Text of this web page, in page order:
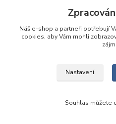
Náš e-shop a partneři potřebují
cookies, aby Vám mohli
Nastavení
Souhlas můžete